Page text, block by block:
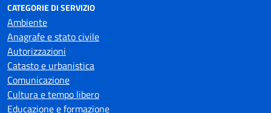
CATEGORIE DI SERVIZIO
Ambiente
Anagrafe e stato civile
Autorizzazioni
Catasto e urbanistica
Comunicazione
Cultura e tempo libero
Educazione e formazione